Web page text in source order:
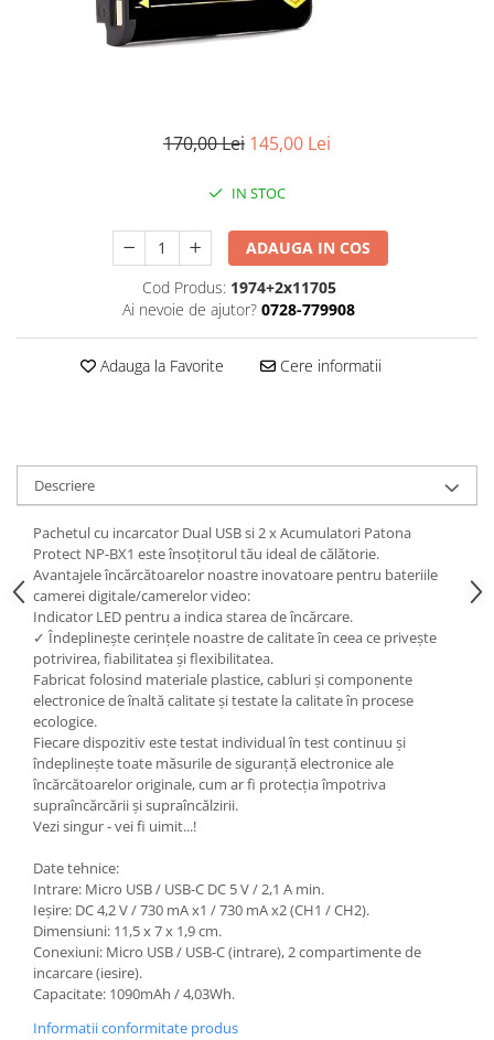
Camere video
Accesorii kjøk
Pachete Promo
Blițuri și lumini foto/video
Cablu date
Telefoane mobile
Casti
Telefoane mobile
Custi aparate foto-video
Incarcatoare auto
Telefoane mobile
170,00 Lei 145,00 Lei
IN STOC
ADAUGA IN COS
Cod Produs: 1974+2x11705
Ai nevoie de ajutor? 0728-779908
Adauga la Favorite Cere informatii
Descriere
Pachetul cu incarcator Dual USB si 2 x Acumulatori Patona
Protect NP-BX1 este însoțitorul tău ideal de călătorie.
Avantajele încărcătoarelor noastre inovatoare pentru bateriile
camerei digitale/camerelor video:
Indicator LED pentru a indica starea de încărcare.
✓ Îndeplinește cerințele noastre de calitate în ceea ce privește
potrivirea, fiabilitatea și flexibilitatea.
Fabricat folosind materiale plastice, cabluri și componente
electronice de înaltă calitate și testate la calitate în procese
ecologice.
Fiecare dispozitiv este testat individual în test continuu și
îndeplinește toate măsurile de siguranță electronice ale
încărcătoarelor originale, cum ar fi protecția împotriva
supraîncărcării și supraîncălzirii.
Vezi singur - vei fi uimit...!
Date tehnice:
Intrare: Micro USB / USB-C DC 5 V / 2,1 A min.
Ieșire: DC 4,2 V / 730 mA x1 / 730 mA x2 (CH1 / CH2).
Dimensiuni: 11,5 x 7 x 1,9 cm.
Conexiuni: Micro USB / USB-C (intrare), 2 compartimente de
incarcare (iesire).
Capacitate: 1090mAh / 4,03Wh.
Informatii conformitate produs